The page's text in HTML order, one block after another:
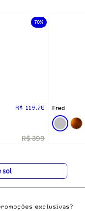
70%
R$ 119,70
R$ 399
Fred
sol
exclusivas?